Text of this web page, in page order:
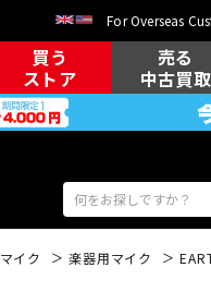
For Overseas
買う
ストア
売る
中古買取
マイク 楽器用マイク